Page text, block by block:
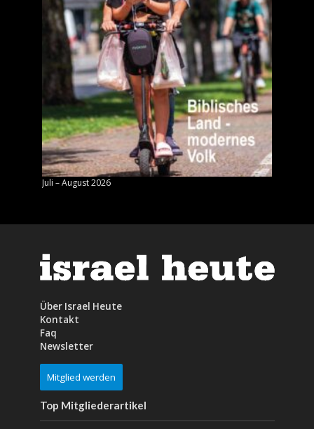
Juli – August 2026
Über Israel Heute
Kontakt
Faq
Newsletter
Mitglied werden
Top Mitgliederartikel